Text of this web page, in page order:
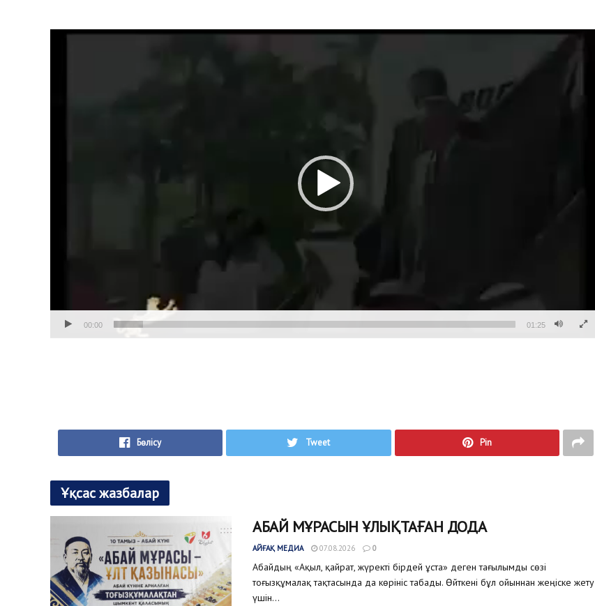
Видеоплеер
00:00 01:25
Бөлісу Tweet Pin
Ұқсас жазбалар
АБАЙ МҰРАСЫН ҰЛЫҚТАҒАН ДОДА
АЙҒАҚ МЕДИА 07.08.2026 0
Абайдың «Ақыл, қайрат, жүректі бірдей ұста» деген тағылымды сөзі
тоғызқұмалақ тақтасында да көрініс табады. Өйткені бұл ойыннан жеңіске жету
үшін...